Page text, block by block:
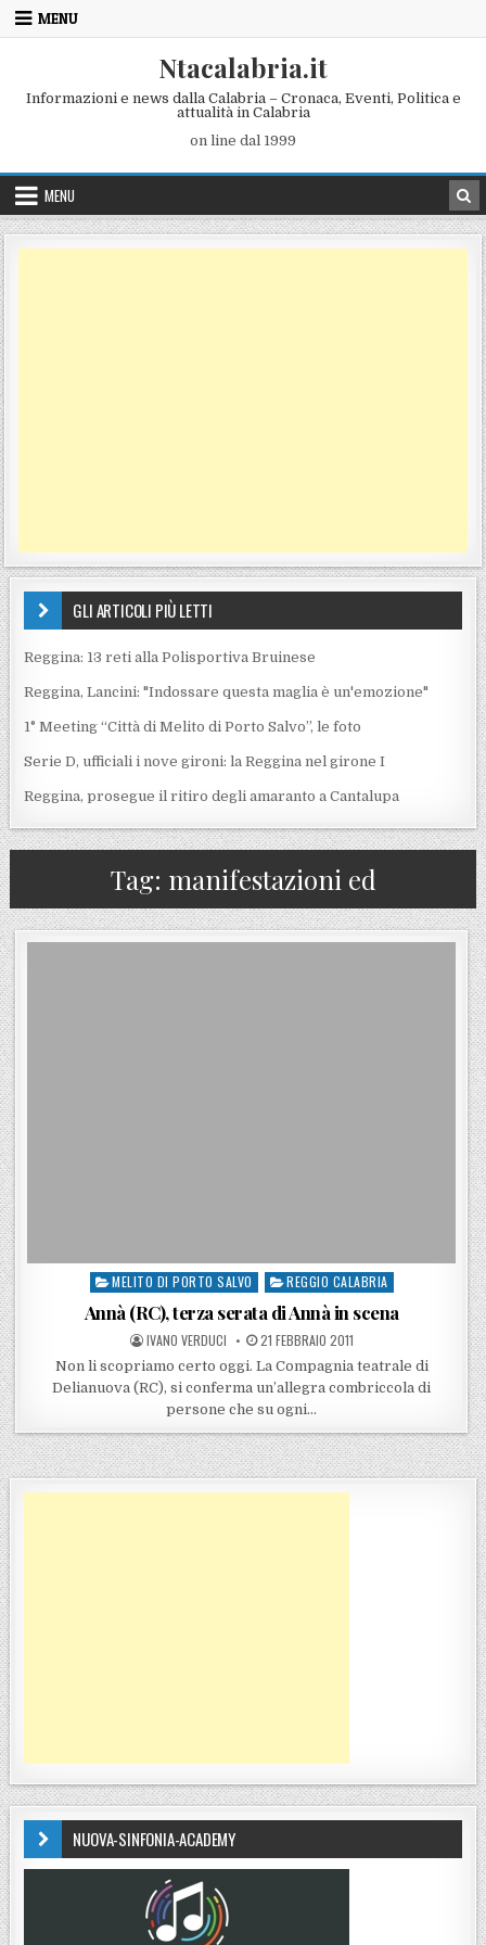
Skip to content
MENU
Ntacalabria.it
Informazioni e news dalla Calabria – Cronaca, Eventi, Politica e
attualità in Calabria
on line dal 1999
MENU
GLI ARTICOLI PIÙ LETTI
Reggina: 13 reti alla Polisportiva Bruinese
Reggina, Lancini: "Indossare questa maglia è un'emozione"
1° Meeting “Città di Melito di Porto Salvo”, le foto
Serie D, ufficiali i nove gironi: la Reggina nel girone I
Reggina, prosegue il ritiro degli amaranto a Cantalupa
Tag: manifestazioni ed
Posted in
MELITO DI PORTO SALVO REGGIO CALABRIA
Annà (RC), terza serata di Annà in scena
POSTED BY
IVANO VERDUCI POSTED ON
21 FEBBRAIO 2011
Non li scopriamo certo oggi. La Compagnia teatrale di
Delianuova (RC), si conferma un’allegra combriccola di
persone che su ogni…
NUOVA-SINFONIA-ACADEMY